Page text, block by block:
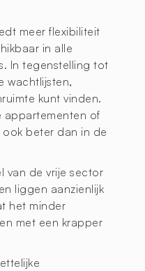
meer flexibiliteit
in alle
In tegenstelling tot
wachtlijsten,
kunt vinden.
appartementen of
ook beter dan in de
van de vrije sector
liggen aanzienlijk
het minder
met een krapper